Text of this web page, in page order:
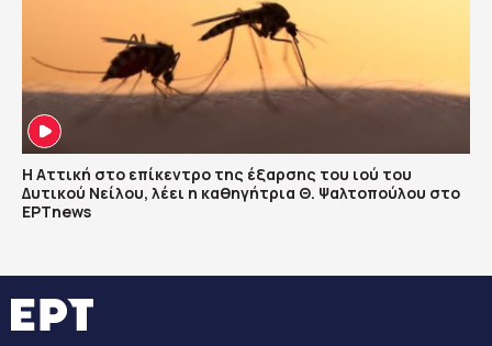
Η Αττική στο επίκεντρο της έξαρσης του ιού του
Δυτικού Νείλου, λέει η καθηγήτρια Θ. Ψαλτοπούλου στο
ΕΡΤnews